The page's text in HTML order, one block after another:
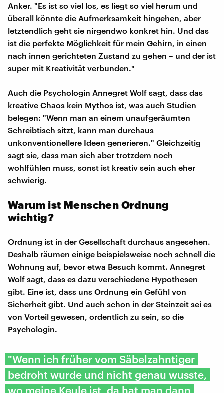
Anker. "Es ist so viel los, es liegt so viel herum und
überall könnte die Aufmerksamkeit hingehen, aber
letztendlich geht sie nirgendwo konkret hin. Und das
ist die perfekte Möglichkeit für mein Gehirn, in einen
nach innen gerichteten Zustand zu gehen – und der ist
super mit Kreativität verbunden."
Auch die Psychologin Annegret Wolf sagt, dass das
kreative Chaos kein Mythos ist, was auch Studien
belegen: "Wenn man an einem unaufgeräumten
Schreibtisch sitzt, kann man durchaus
unkonventionellere Ideen generieren." Gleichzeitig
sagt sie, dass man sich aber trotzdem noch
wohlfühlen muss, sonst ist kreativ sein auch eher
schwierig.
Warum ist Menschen Ordnung
wichtig?
Ordnung ist in der Gesellschaft durchaus angesehen.
Deshalb räumen einige beispielsweise noch schnell die
Wohnung auf, bevor etwa Besuch kommt. Annegret
Wolf sagt, dass es dazu verschiedene Hypothesen
gibt. Eine ist, dass uns Ordnung ein Gefühl von
Sicherheit gibt. Und auch schon in der Steinzeit sei es
von Vorteil gewesen, ordentlich zu sein, so die
Psychologin.
"Wenn ich früher vom Säbelzahntiger
bedroht wurde und nicht genau wusste,
wo meine Keule ist, da hat man dann